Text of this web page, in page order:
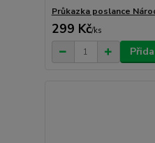
Průkazka poslance
299 Kč/ks